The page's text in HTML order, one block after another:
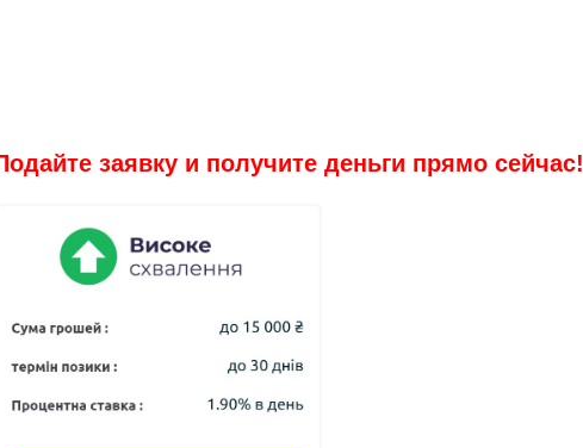
заявку и получите деньги прямо сейчас!